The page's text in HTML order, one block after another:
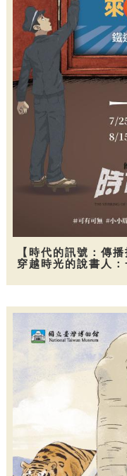
【時代的訊號：傳
穿越時光的說書人：